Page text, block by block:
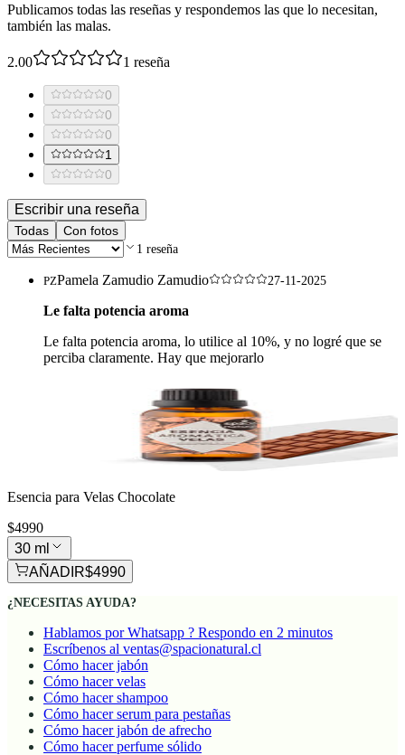
Publicamos todas las reseñas y respondemos las que lo necesitan,
también las malas.
2.00 1 reseña
0
0
0
1
0
Escribir una reseña
Todas Con fotos
1 reseña
PZPamela Zamudio Zamudio 27-11-2025
Le falta potencia aroma
Le falta potencia aroma, lo utilice al 10%, y no logré que se
perciba claramente. Hay que mejorarlo
Esencia para Velas Chocolate
$4990
30 ml
AÑADIR$4990
¿NECESITAS AYUDA?
Hablamos por Whatsapp ? Respondo en 2 minutos
Escríbenos al ventas@spacionatural.cl
Cómo hacer jabón
Cómo hacer velas
Cómo hacer shampoo
Cómo hacer serum para pestañas
Cómo hacer jabón de afrecho
Cómo hacer perfume sólido